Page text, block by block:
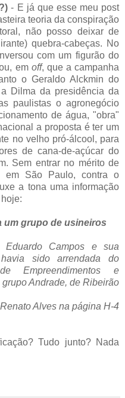
- E já que esse meu post
teoria da conspiração
não posso deixar de
quebra-cabeças. No
com um figurão do
em off, que a campanha
o Geraldo Alckmin do
Dilma da presidência da
paulistas o agronegócio
de água, "obra"
a proposta é ter um
no velho pró-álcool, para
de cana-de-açúcar do
Sem entrar no mérito de
em São Paulo, contra o
a tona uma informação
um grupo de usineiros
Eduardo Campos e sua
sido arrendada do
Empreendimentos e
Andrade, de Ribeirão
Alves na página H-4
Tudo junto? Nada